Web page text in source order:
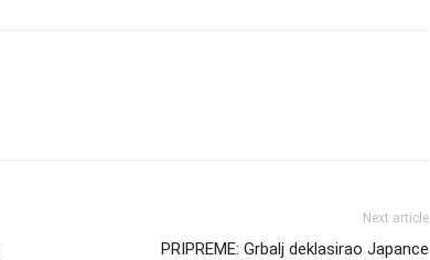
Next article
PRIPREME: Grbalj deklasirao Japance